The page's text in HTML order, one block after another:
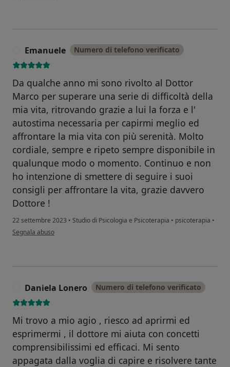
Emanuele Numero di telefono verificato
Da qualche anno mi sono rivolto al Dottor
Marco per superare una serie di difficoltà della
mia vita, ritrovando grazie a lui la forza e l'
autostima necessaria per capirmi meglio ed
affrontare la mia vita con più serenità. Molto
cordiale, sempre e ripeto sempre disponibile in
qualunque modo o momento. Continuo e non
ho intenzione di smettere di seguire i suoi
consigli per affrontare la vita, grazie davvero
Dottore !
22 settembre 2023 • Studio di Psicologia e Psicoterapia • psicoterapia •
secondo l'opinione dell'utente Emanuele
Segnala abuso
Daniela Lonero Numero di telefono verificato
Mi trovo a mio agio , riesco ad aprirmi ed
esprimermi , il dottore mi aiuta con concetti
comprensibilissimi ed efficaci. Mi sento
appagata dalla voglia di capire e risolvere tante